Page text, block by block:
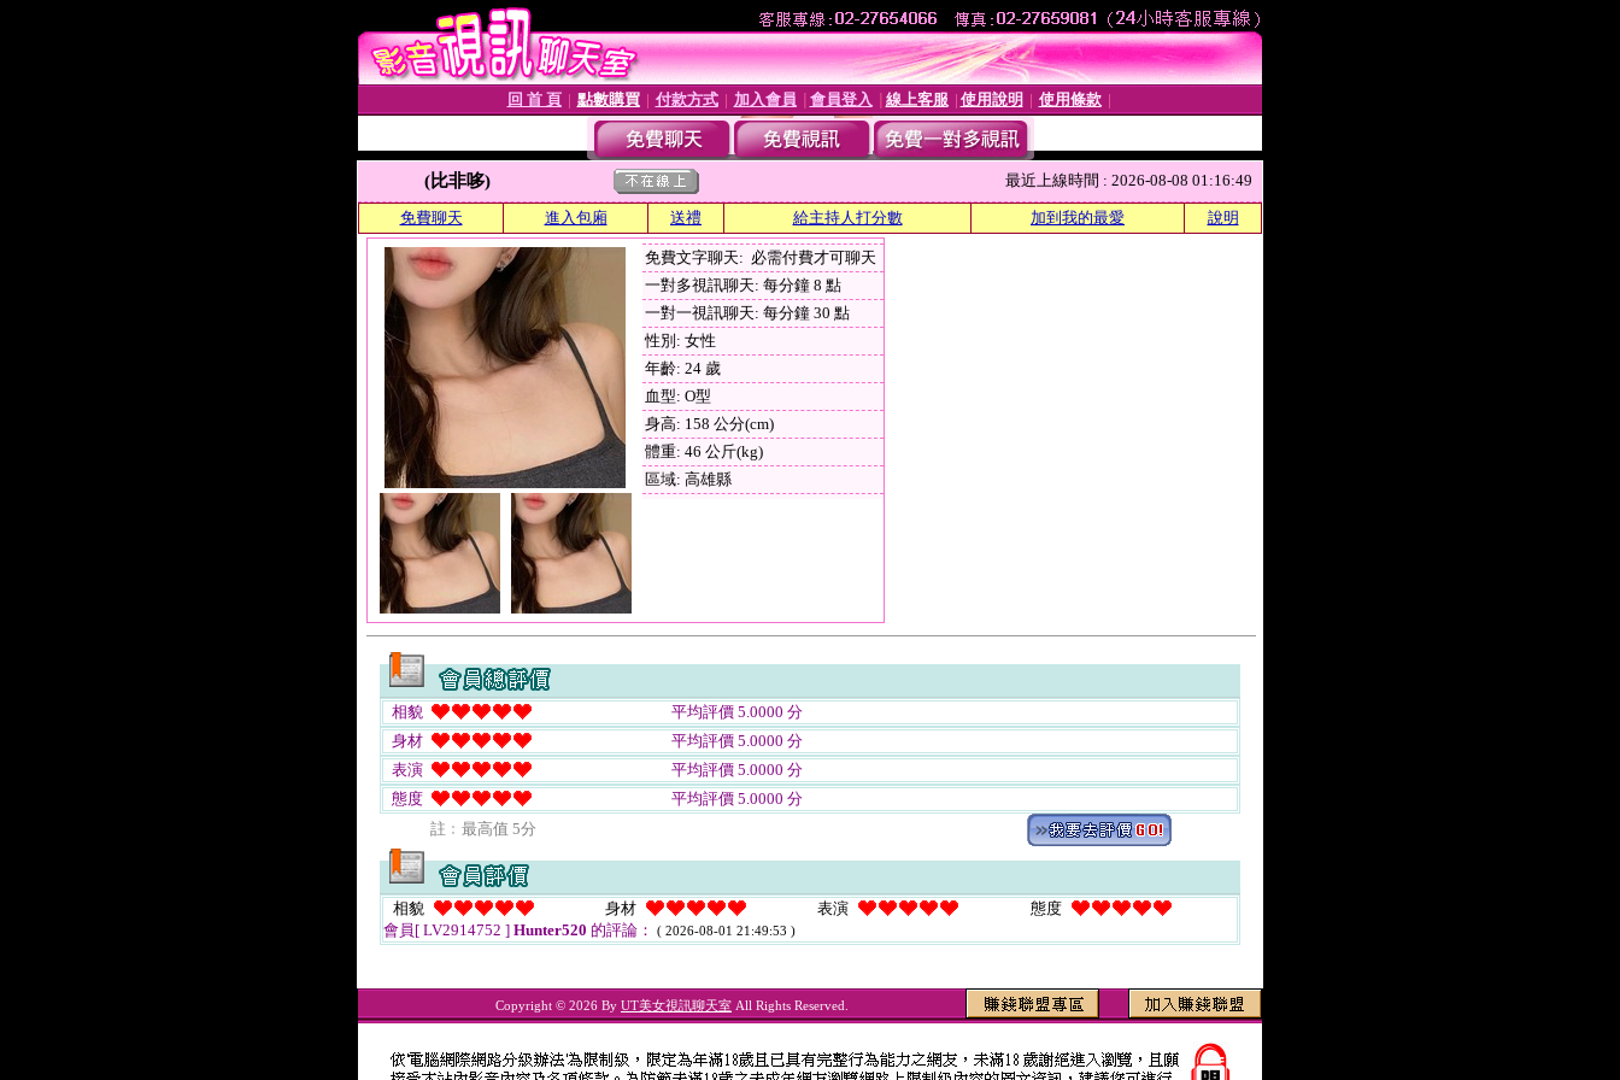
回 首 頁 點數購買│ 付款方式│ 加入會員 會員登入 線上客服 使用說明 使用條款│
(比非哆) 最近上線時間 : 2026-08-08 01:16:49
免費聊天 進入包廂 送禮 給主持人打分數 加到我的最愛 說明
免費文字聊天: 必需付費才可聊天
一對多視訊聊天: 每分鐘 8 點
一對一視訊聊天: 每分鐘 30 點
性別: 女性
年齡: 24 歲
血型: O型
身高: 158 公分(cm)
體重: 46 公斤(kg)
區域: 高雄縣
相貌
平均評價 5.0000 分
身材
平均評價 5.0000 分
表演
平均評價 5.0000 分
態度
平均評價 5.0000 分
註﹕最高值 5分
相貌 身材 表演
態度
會員[ LV2914752 ] Hunter520 的評論： ( 2026-08-01 21:49:53 )
Copyright © 2026 By UT美女視訊聊天室 All Rights Reserved.